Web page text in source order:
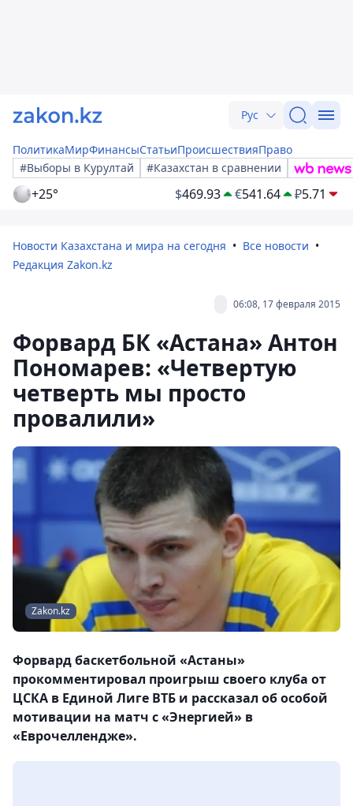
Рус
ПолитикаМирФинансыСтатьиПроисшествияПраво
#Выборы в Курултай
#Казахстан в сравнении
+25° $469.93 €541.64 ₽5.71
Новости Казахстана и мира на сегодня
Все новости
Редакция Zakon.kz
06:08, 17 февраля 2015
Форвард БК «Астана» Антон
Пономарев: «Четвертую
четверть мы просто
провалили»
Zakon.kz
Форвард баскетбольной «Астаны»
прокомментировал проигрыш своего клуба от
ЦСКА в Единой Лиге ВТБ и рассказал об особой
мотивации на матч с «Энергией» в
«Еврочеллендже».